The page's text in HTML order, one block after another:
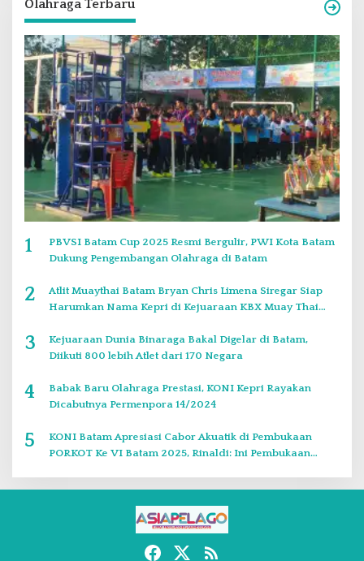
Olahraga Terbaru
1
PBVSI Batam Cup 2025 Resmi Bergulir, PWI Kota Batam
Dukung Pengembangan Olahraga di Batam
2
Atlit Muaythai Batam Bryan Chris Limena Siregar Siap
Harumkan Nama Kepri di Kejuaraan KBX Muay Thai
3
Kejuaraan Dunia Binaraga Bakal Digelar di Batam,
Diikuti 800 lebih Atlet dari 170 Negara
4
Babak Baru Olahraga Prestasi, KONI Kepri Rayakan
Dicabutnya Permenpora 14/2024
5
KONI Batam Apresiasi Cabor Akuatik di Pembukaan
PORKOT Ke VI Batam 2025, Rinaldi: Ini Pembukaan